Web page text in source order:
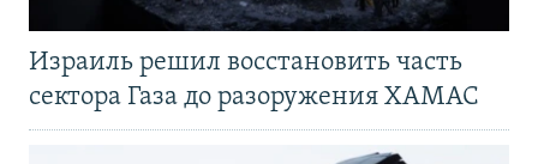
Израиль решил восстановить часть
сектора Газа до разоружения ХАМАС